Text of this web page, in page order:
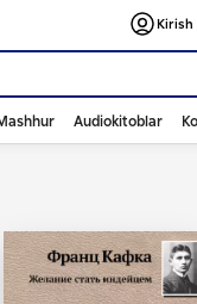
Kirish
Audiokitoblar